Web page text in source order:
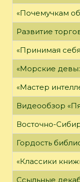
«Почемучкам
Развитие
«Принимая
«Морские
«Мастер
Видеообзор
Восточно-
Гордость
«Классики
Ссыльные